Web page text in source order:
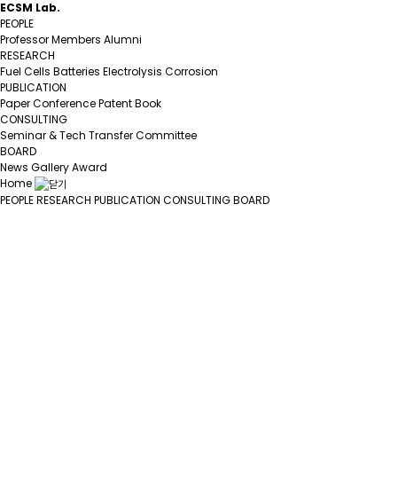
ECSM Lab.
PEOPLE
ProfessorMembers Alumni
RESEARCH
Fuel Cells Batteries Electrolysis Corrosion
PUBLICATION
PaperConferencePatentBook
CONSULTING
Seminar & Tech TransferCommittee
BOARD
News GalleryAward
Home
PEOPLERESEARCH PUBLICATION CONSULTINGBOARD